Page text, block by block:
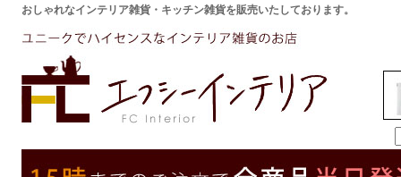
おしゃれなインテリア雑貨・キッチン雑貨を販売いたしております。